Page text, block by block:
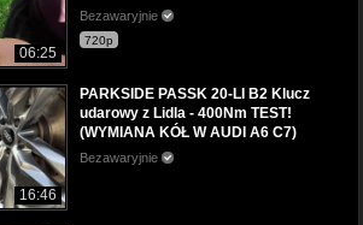
06:25
Bezawaryjnie
720p
16:46
PARKSIDE PASSK 20-LI B2 Klucz
udarowy z Lidla - 400Nm TEST!
(WYMIANA KÓŁ W AUDI A6 C7)
Bezawaryjnie